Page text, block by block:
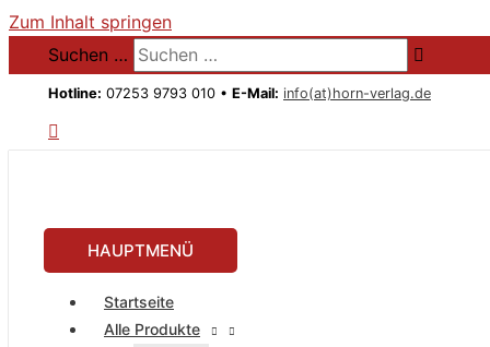
Zum Inhalt springen
Suchen …
Hotline: 07253 9793 010 • E-Mail: info(at)horn-verlag.de
HAUPTMENÜ
Startseite
Alle Produkte